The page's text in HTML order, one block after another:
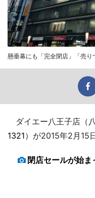
懸垂幕にも「完全閉店」「売り
ダイエー八王子店（
1321）が2015年2月15
閉店セールが始